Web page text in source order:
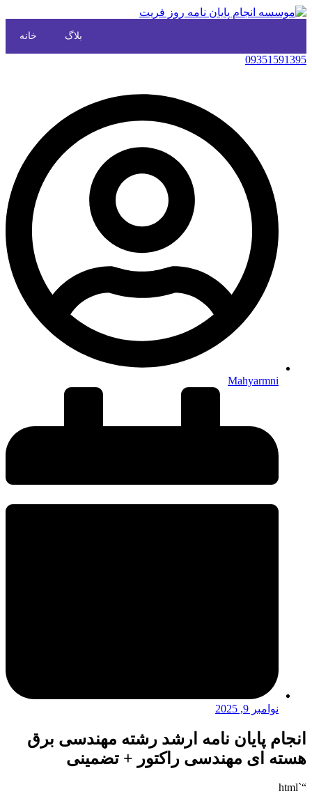
خانه بلاگ
09351591395
Mahyarmni
نوامبر 9, 2025
انجام پایان نامه ارشد رشته مهندسی برق
هسته ای مهندسی راکتور + تضمینی
“`html